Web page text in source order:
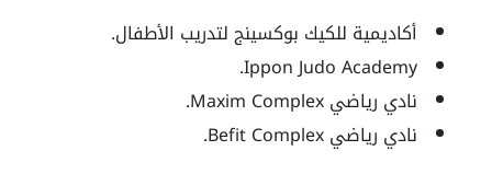
أكاديمية للكيك بوكسينج لتدريب الأطفال.
Ippon Judo Academy.
نادي رياضي Maxim Complex.
نادي رياضي Befit Complex.